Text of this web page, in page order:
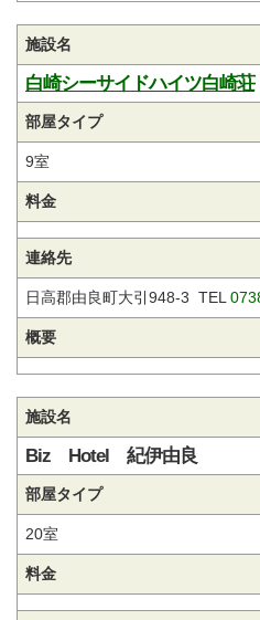
施設名
白崎シーサイドハイツ白崎荘
部屋タイプ
9室
料金
連絡先
日高郡由良町大引948-3 TEL
概要
施設名
Biz Hotel 紀伊由良
部屋タイプ
20室
料金